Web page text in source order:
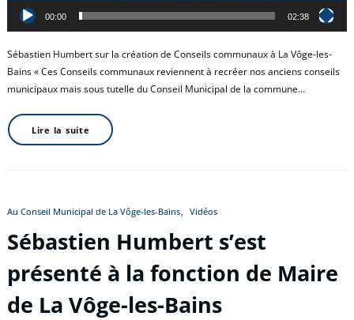
00:00 02:38
Sébastien Humbert sur la création de Conseils communaux à La Vôge-les-
Bains « Ces Conseils communaux reviennent à recréer nos anciens conseils
municipaux mais sous tutelle du Conseil Municipal de la commune…
Lire la suite
Au Conseil Municipal de La Vôge-les-Bains Vidéos
Sébastien Humbert s’est
présenté à la fonction de Maire
de La Vôge-les-Bains